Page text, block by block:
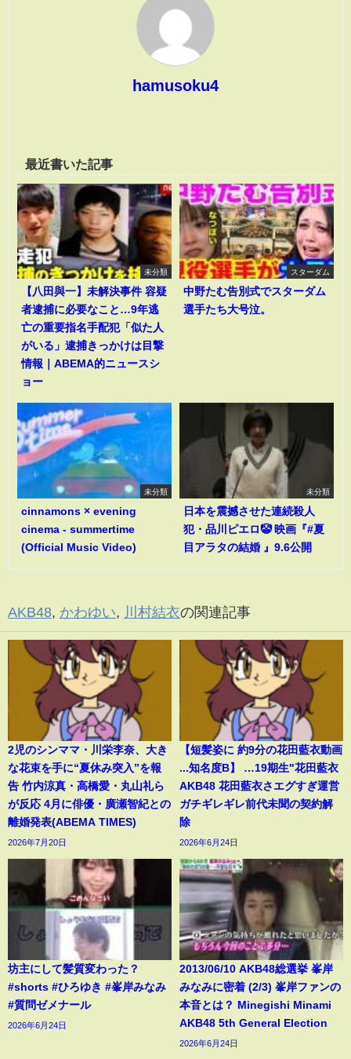
hamusoku4
最近書いた記事
未分類
【八田與一】未解決事件 容疑
者逮捕に必要なこと…9年逃
亡の重要指名手配犯「似た人
がいる」逮捕きっかけは目撃
情報｜ABEMA的ニュースシ
ョー
スターダム
中野たむ告別式でスターダム
選手たち大号泣。
未分類
cinnamons × evening
cinema - summertime
(Official Music Video)
未分類
日本を震撼させた連続殺人
犯・品川ピエロ🤡 映画『#夏
目アラタの結婚 』9.6公開
AKB48, かわゆい, 川村結衣の関連記事
2児のシンママ・川栄李奈、大き
な花束を手に“夏休み突入”を報
告 竹内涼真・高橋愛・丸山礼ら
が反応 4月に俳優・廣瀬智紀との
離婚発表(ABEMA TIMES)
2026年7月20日
【短髪姿に 約9分の花田藍衣動画
...知名度B】 …19期生"花田藍衣
AKB48 花田藍衣さエグすぎ運営
ガチギレギレ前代未聞の契約解
除
2026年6月24日
坊主にして髪質変わった？
#shorts #ひろゆき #峯岸みなみ
#質問ゼメナール
2026年6月24日
2013/06/10 AKB48総選挙 峯岸
みなみに密着 (2/3) 峯岸ファンの
本音とは？ Minegishi Minami
AKB48 5th General Election
2026年6月24日